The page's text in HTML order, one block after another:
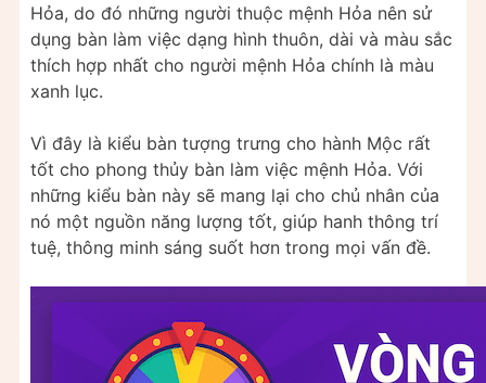
Hỏa, do đó những người thuộc mệnh Hỏa nên sử
dụng bàn làm việc dạng hình thuôn, dài và màu sắc
thích hợp nhất cho người mệnh Hỏa chính là màu
xanh lục.
Vì đây là kiểu bàn tượng trưng cho hành Mộc rất
tốt cho phong thủy bàn làm việc mệnh Hỏa. Với
những kiểu bàn này sẽ mang lại cho chủ nhân của
nó một nguồn năng lượng tốt, giúp hanh thông trí
tuệ, thông minh sáng suốt hơn trong mọi vấn đề.